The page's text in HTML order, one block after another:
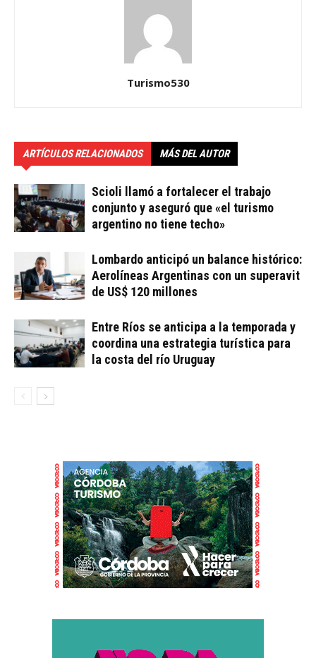
Turismo530
ARTÍCULOS RELACIONADOS MÁS DEL AUTOR
Scioli llamó a fortalecer el trabajo
conjunto y aseguró que «el turismo
argentino no tiene techo»
Lombardo anticipó un balance histórico:
Aerolíneas Argentinas con un superavit
de US$ 120 millones
Entre Ríos se anticipa a la temporada y
coordina una estrategia turística para
la costa del río Uruguay